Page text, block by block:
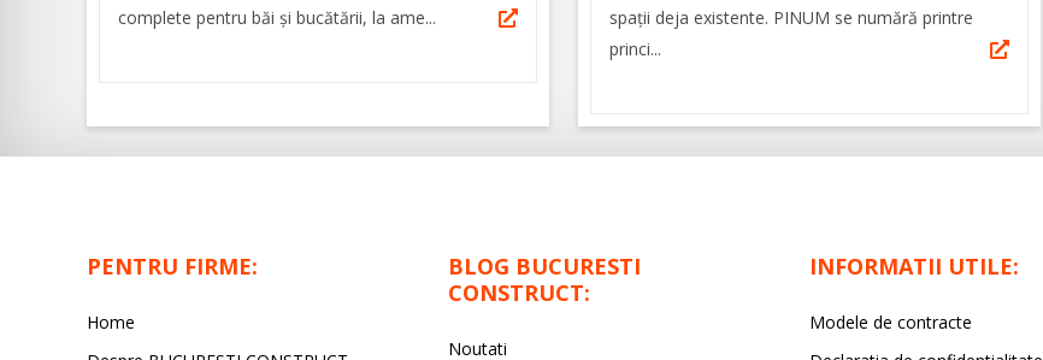
complete pentru băi și bucătării, la ame...
spații deja existente. PINUM se numără printre
princi...
PENTRU FIRME:
Home
BLOG BUCURESTI
CONSTRUCT:
Noutati
INFORMATII UTILE:
Modele de contracte